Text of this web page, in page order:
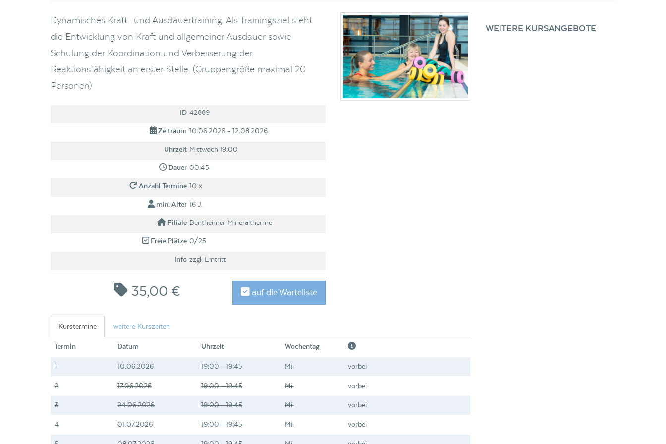
Dynamisches Kraft- und Ausdauertraining. Als Trainingsziel steht
die Entwicklung von Kraft und allgemeiner Ausdauer sowie
Schulung der Koordination und Verbesserung der
Reaktionsfähigkeit an erster Stelle. (Gruppengröße maximal 20
Personen)
ID 42889
Zeitraum 10.06.2026 - 12.08.2026
Uhrzeit Mittwoch 19:00
Dauer 00:45
Anzahl Termine 10 x
min. Alter 16 J.
Filiale Bentheimer Mineraltherme
Freie Plätze 0/25
Info zzgl. Eintritt
35,00 € auf die Warteliste
Kurstermine weitere Kurszeiten
Termin Datum Uhrzeit Wochentag
1 10.06.2026 19:00 - 19:45 Mi. vorbei
2 17.06.2026 19:00 - 19:45 Mi. vorbei
3 24.06.2026 19:00 - 19:45 Mi. vorbei
4 01.07.2026 19:00 - 19:45 Mi. vorbei
WEITERE KURSANGEBOTE